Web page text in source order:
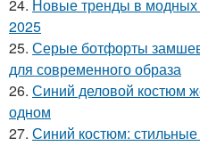
24. Новые тренды в модных
2025
25. Серые ботфорты
для современного образа
26. Синий деловой костюм
одном
27. Синий костюм: